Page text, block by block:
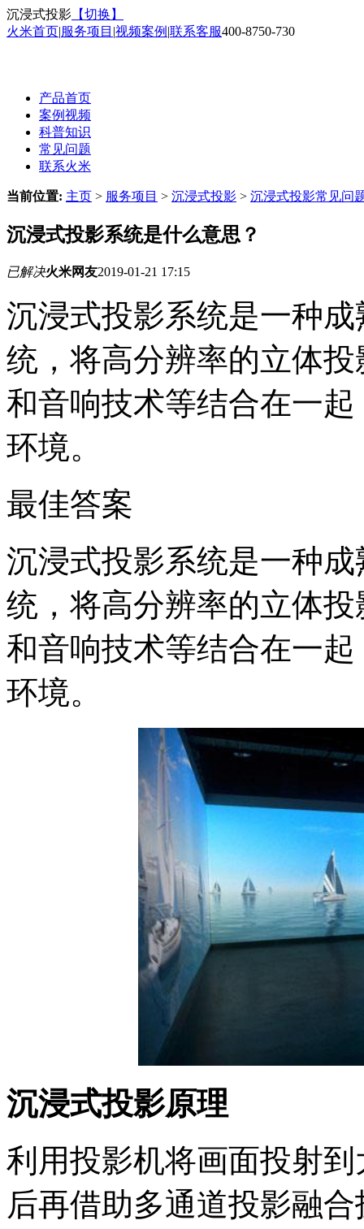
沉浸式投影 【切换】
火米首页|服务项目 |视频案例 |联系客服400-8750-730
产品首页
案例视频
科普知识
常见问题
联系火米
当前位置: 主页 > 服务项目 > 沉浸式投影 > 沉浸式投影常见问
沉浸式投影系统是什么意思？
已解决火米网友2019-01-21 17:15
沉浸式投影系统是一种
统，将高分辨率的立体
和音响技术等结合在一
环境。
最佳答案
沉浸式投影系统是一种
统，将高分辨率的立体
和音响技术等结合在一
环境。
沉浸式投影原理
利用投影机将画面投射
后再借助多通道投影融